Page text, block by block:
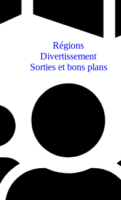
Régions
Divertissement
Sorties et bons plans